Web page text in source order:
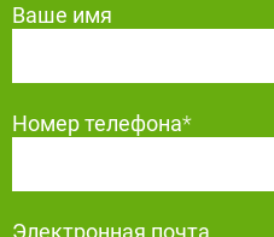
Ваше имя
Номер телефона*
Электронная почта